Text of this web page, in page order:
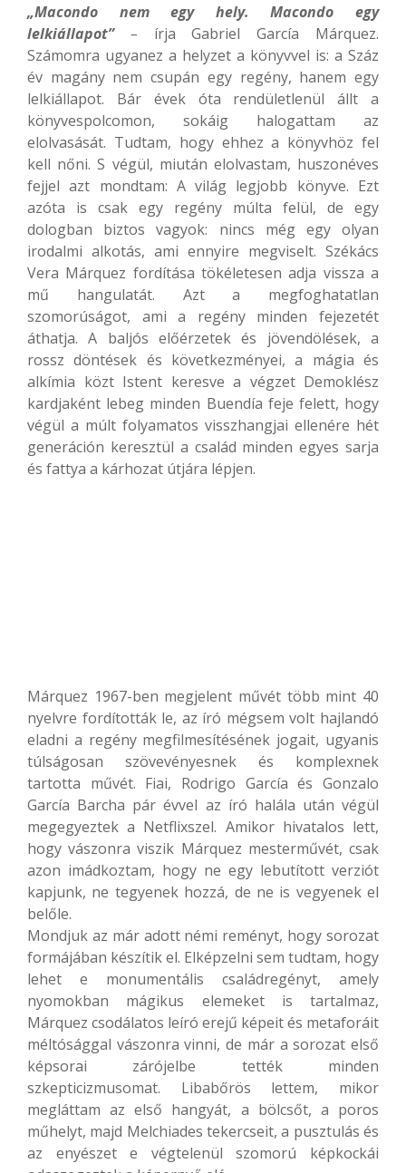
„Macondo nem egy hely. Macondo egy
lelkiállapot”– írja Gabriel García Márquez.
Számomra ugyanez a helyzet a könyvvel is: a Száz
év magány nem csupán egy regény, hanem egy
lelkiállapot. Bár évek óta rendületlenül állt a
könyvespolcomon, sokáig halogattam az
elolvasását. Tudtam, hogy ehhez a könyvhöz fel
kell nőni. S végül, miután elolvastam, huszonéves
fejjel azt mondtam: A világ legjobb könyve. Ezt
azóta is csak egy regény múlta felül, de egy
dologban biztos vagyok: nincs még egy olyan
irodalmi alkotás, ami ennyire megviselt. Székács
Vera Márquez fordítása tökéletesen adja vissza a
mű hangulatát. Azt a megfoghatatlan
szomorúságot, ami a regény minden fejezetét
áthatja. A baljós előérzetek és jövendölések, a
rossz döntések és következményei, a mágia és
alkímia közt Istent keresve a végzet Demoklész
kardjaként lebeg minden Buendía feje felett, hogy
végül a múlt folyamatos visszhangjai ellenére hét
generáción keresztül a család minden egyes sarja
és fattya a kárhozat útjára lépjen.
Márquez 1967-ben megjelent művét több mint 40
nyelvre fordították le, az író mégsem volt hajlandó
eladni a regény megfilmesítésének jogait, ugyanis
túlságosan szövevényesnek és komplexnek
tartotta művét. Fiai, Rodrigo García és Gonzalo
García Barcha pár évvel az író halála után végül
megegyeztek a Netflixszel. Amikor hivatalos lett,
hogy vászonra viszik Márquez mesterművét, csak
azon imádkoztam, hogy ne egy lebutított verziót
kapjunk, ne tegyenek hozzá, de ne is vegyenek el
belőle.
Mondjuk az már adott némi reményt, hogy sorozat
formájában készítik el. Elképzelni sem tudtam, hogy
lehet e monumentális családregényt, amely
nyomokban mágikus elemeket is tartalmaz,
Márquez csodálatos leíró erejű képeit és metaforáit
méltósággal vászonra vinni, de már a sorozat első
képsorai zárójelbe tették minden
szkepticizmusomat. Libabőrös lettem, mikor
megláttam az első hangyát, a bölcsőt, a poros
műhelyt, majd Melchiades tekercseit, a pusztulás és
az enyészet e végtelenül szomorú képkockái